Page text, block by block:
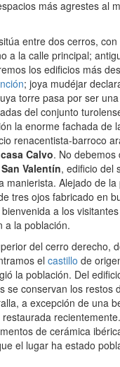
más agrestes al
entre dos cerros, con
a la calle principal;
los edificios más
; joya mudéjar
torre pasa por ser
del conjunto
la enorme fachada de
renacentista-barroco
casa Calvo. No debemos
Valentín, edificio del
manierista. Alejado de la
tres ojos fabricado en
a los
a la población.
del cerro derecho,
el castillo de
la población. Del
se conservan los restos
a excepción de una
de cerámica
el lugar ha estado